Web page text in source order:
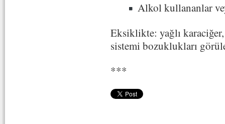
Alkol kullananlar
Eksiklikte: yağlı karaciğer,
sistemi bozuklukları
***